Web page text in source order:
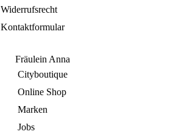
Widerrufsrecht
Kontaktformular
Fräulein Anna
Cityboutique
Online Shop
Marken
Jobs